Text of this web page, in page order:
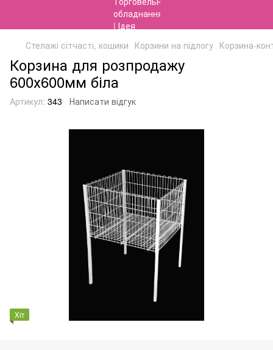
Стелажі сітчасті, кошики Корзини на підлогу Корзина-
Корзина для розпродажу
600х600мм біла
Артикул: 343 Написати відгук
Хіт